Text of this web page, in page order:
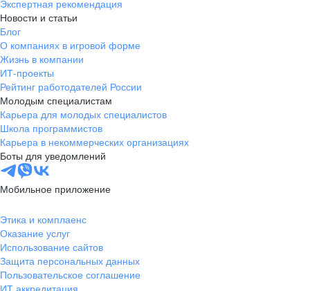
Экспертная рекомендация
Новости и статьи
Блог
О компаниях в игровой форме
Жизнь в компании
ИТ-проекты
Рейтинг работодателей России
Молодым специалистам
Карьера для молодых специалистов
Школа программистов
Карьера в некоммерческих организациях
Боты для уведомлений
Мобильное приложение
Этика и комплаенс
Оказание услуг
Использование сайтов
Защита персональных данных
Пользовательское соглашение